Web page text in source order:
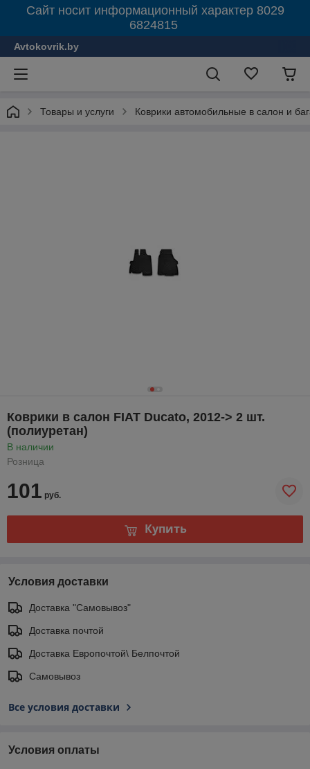
Сайт носит информационный характер 8029
6824815
Avtokovrik.by
Товары и услуги Коврики автомобильные в салон и
Коврики в салон FIAT Ducato, 2012-> 2 шт.
(полиуретан)
В наличии
Розница
101 руб.
Купить
Условия доставки
Доставка "Самовывоз"
Доставка почтой
Доставка Европочтой\ Белпочтой
Самовывоз
Все условия доставки
Условия оплаты